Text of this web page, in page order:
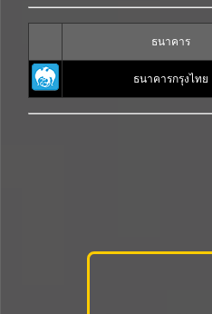
ธนาคาร
ธนาคารกรุงไทย